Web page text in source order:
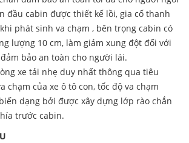
đầu cabin được thiết kế lồi, gia cố thanh
phát sinh va chạm , bên trọng cabin có
lượng 10 cm, làm giảm xung đột đối với
bảo an toàn cho người lái.
xe tải nhẹ duy nhất thông qua tiêu
chạm của xe ô tô con, tốc độ va chạm
dạng bởi được xây dựng lớp rào chắn
trước cabin.